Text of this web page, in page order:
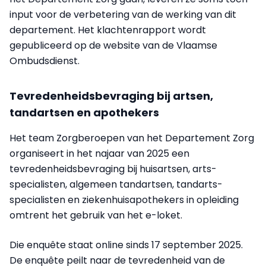
input voor de verbetering van de werking van dit
departement. Het klachtenrapport wordt
gepubliceerd op de website van de Vlaamse
Ombudsdienst.
Tevredenheidsbevraging bij artsen,
tandartsen en apothekers
Het team Zorgberoepen van het Departement Zorg
organiseert in het najaar van 2025 een
tevredenheidsbevraging bij huisartsen, arts-
specialisten, algemeen tandartsen, tandarts-
specialisten en ziekenhuisapothekers in opleiding
omtrent het gebruik van het e-loket.
Die enquête staat online sinds 17 september 2025.
De enquête peilt naar de tevredenheid van de